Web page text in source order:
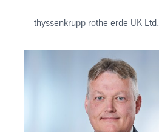
thyssenkrupp rothe erde UK Ltd.